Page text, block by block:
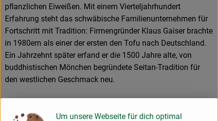
pflanzlichen Eiweißen. Mit einem Vierteljahrhundert
Erfahrung steht das schwäbische Familienunternehmen für
Fortschritt mit Tradition: Firmengründer Klaus Gaiser brachte
in 1980ern als einer der ersten den Tofu nach Deutschland.
Ein Jahrzehnt später erfand er die 1500 Jahre alte, von
buddhistischen Mönchen begründete Seitan-Tradition für
den westlichen Geschmack neu.
Burger her – nur eben rein pflanzlich, aus Weizeneiweiß. Die
Um unsere Webseite für dich optimal